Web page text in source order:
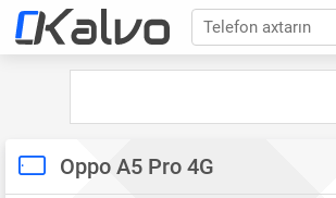
Telefon axtarın
Oppo A5 Pro 4G